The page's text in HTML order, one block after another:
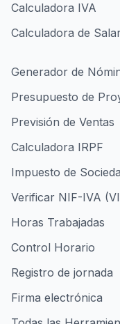
Calculadora IVA
Calculadora de
Generador de
Presupuesto de
Previsión de Ventas
Calculadora IRPF
Impuesto de
Verificar NIF-IVA
Horas Trabajadas
Control Horario
Registro de jornada
Firma electrónica